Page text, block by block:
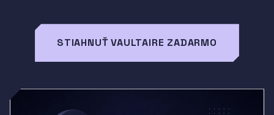
STIAHNUŤ VAULTAIRE ZADARMO